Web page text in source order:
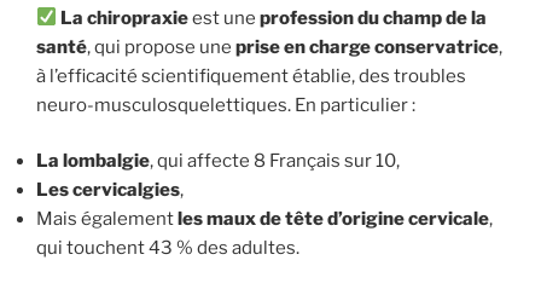
La chiropraxieest une profession du champ de la
santé, qui propose une prise en charge conservatrice,
à l’efficacité scientifiquement établie, des troubles
neuro-musculosquelettiques. En particulier :
La lombalgie, qui affecte 8 Français sur 10,
Les cervicalgies,
Mais égalementlesmaux de tête d’origine cervicale,
qui touchent 43 % des adultes.